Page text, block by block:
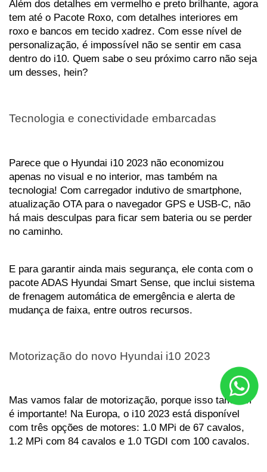
Além dos detalhes em vermelho e preto brilhante, agora
tem até o Pacote Roxo, com detalhes interiores em
roxo e bancos em tecido xadrez. Com esse nível de
personalização, é impossível não se sentir em casa
dentro do i10. Quem sabe o seu próximo carro não seja
um desses, hein?
Tecnologia e conectividade embarcadas
Parece que o Hyundai i10 2023 não economizou
apenas no visual e no interior, mas também na
tecnologia! Com carregador indutivo de smartphone,
atualização OTA para o navegador GPS e USB-C, não
há mais desculpas para ficar sem bateria ou se perder
no caminho.
E para garantir ainda mais segurança, ele conta com o
pacote ADAS Hyundai Smart Sense, que inclui sistema
de frenagem automática de emergência e alerta de
mudança de faixa, entre outros recursos.
Motorização do novo Hyundai i10 2023
Mas vamos falar de motorização, porque isso também
é importante! Na Europa, o i10 2023 está disponível
com três opções de motores: 1.0 MPi de 67 cavalos,
1.2 MPi com 84 cavalos e 1.0 TGDI com 100 cavalos.